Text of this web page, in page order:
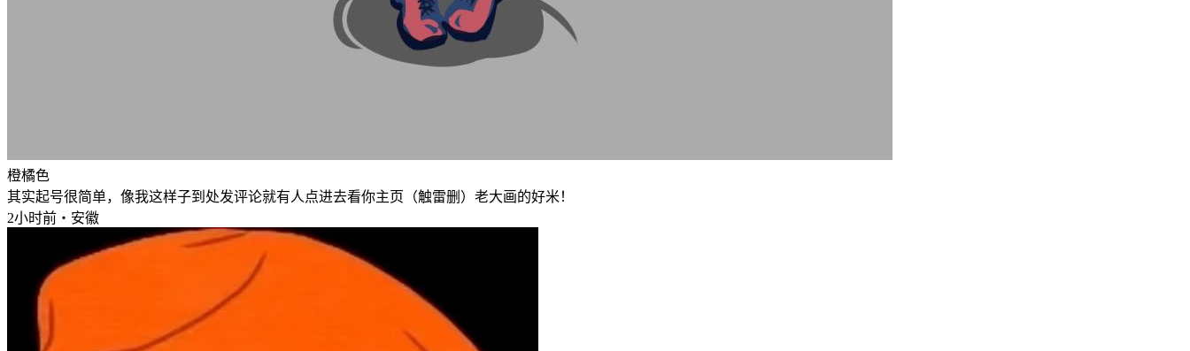
橙橘色
其实起号很简单，像我这样子到处发评论就有人点进去看你主页（触雷删）老大画的好米！
2小时前・安徽